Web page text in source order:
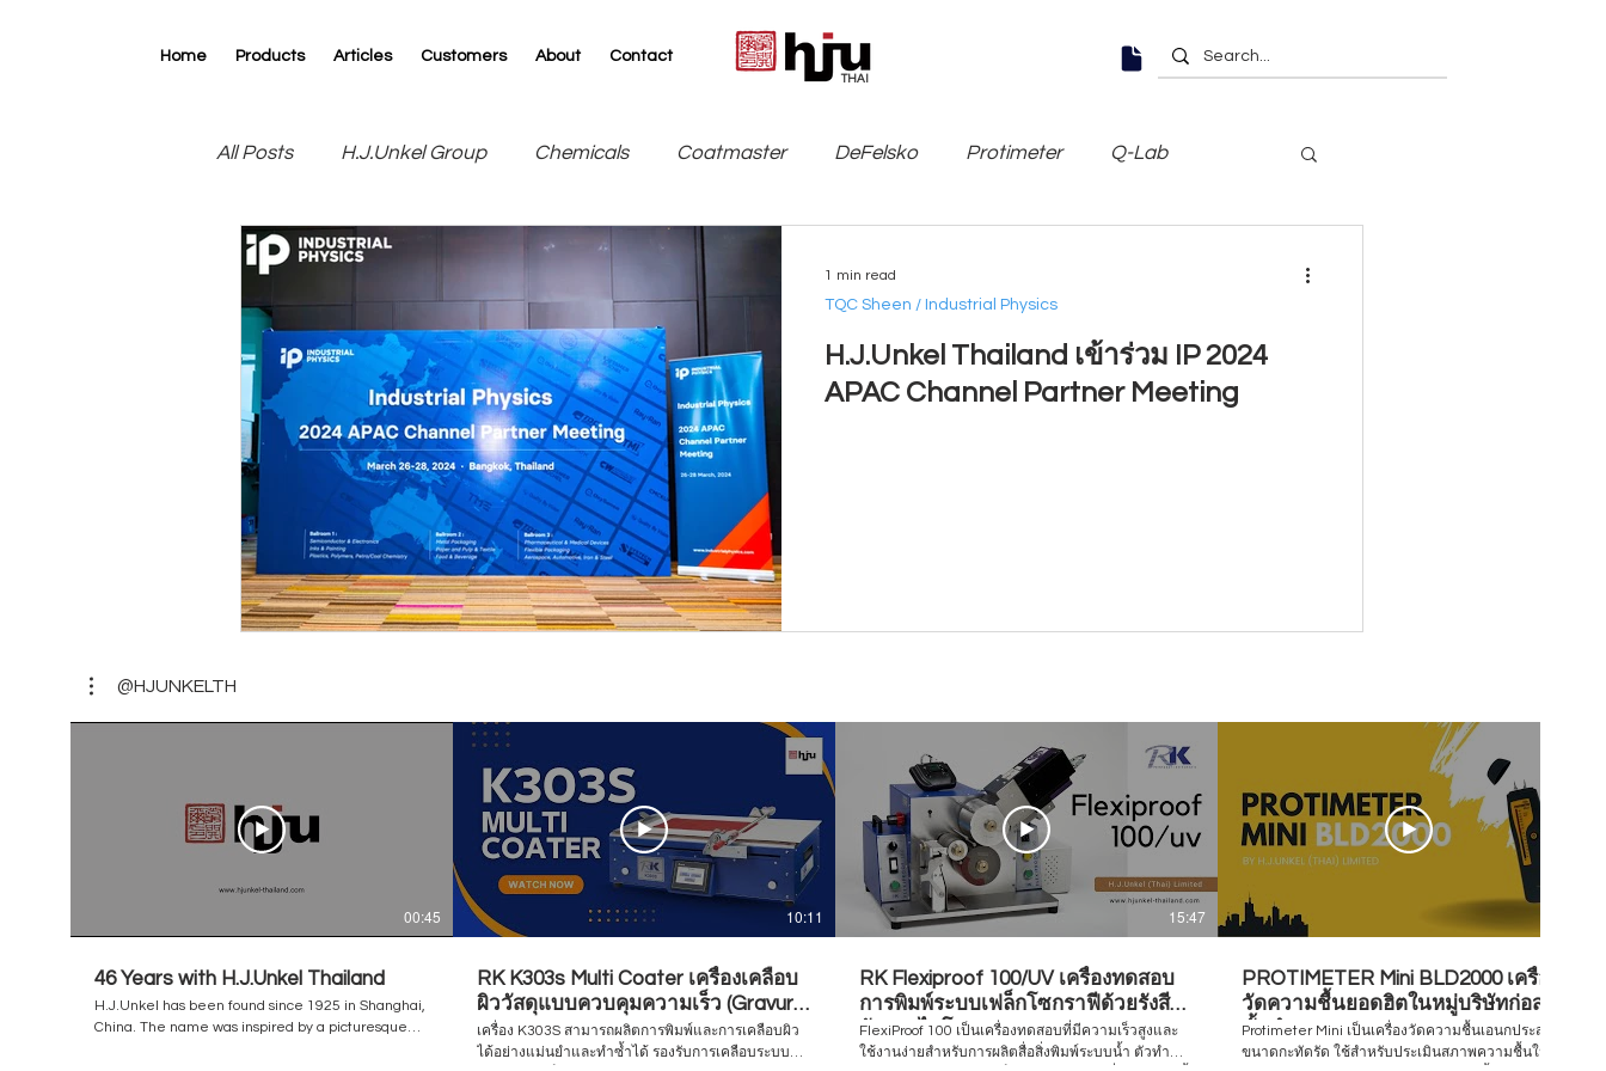
Home Products Articles Customers About Contact
THAI
All Posts H.J.Unkel Group Chemicals Coatmaster DeFelsko Protimeter Q-Lab
R.D.Specialties SITA TQC Sheen / Industrial Physics
H.J.Unkel Thailand เข้าร่วม IP 2024
APAC Channel Partner Meeting
TQC Sheen / Industrial Physics
1 min read
@HJUNKELTH
00:45
46 Years with H.J.Unkel Thailand
H.J.Unkel has been found since 1925 in Shanghai,
China. The name was inspired by a picturesque
10:11
RK K303s Multi Coater เครื่องเคลือบ
ผิววัสดุแบบควบคุมความเร็ว (Gravure
/ Flexo / Bar Coater)
เครื่อง K303S สามารถผลิตการพิมพ์และการเคลือบผิว
ได้อย่างแม่นยำและทำซ้ำได้ รองรับการเคลือบระบบ
15:47
RK Flexiproof 100/UV เครื่องทดสอบ
การพิมพ์ระบบเฟล็กโซกราฟีด้วยรังสี
อัลตราไวโอเลต
FlexiProof 100 เป็นเครื่องทดสอบที่มีความเร็วสูงและ
ใช้งานง่ายสำหรับการผลิตสื่อสิ่งพิมพ์ระบบน้ำ ตัวทำ
PROTIMETER Mini BLD2000 เครื่อง
วัดความชื้นยอดฮิตในหมู่บริษัทก่อสร้าง
ชั้นนำ
Protimeter Mini เป็นเครื่องวัดความชื้นเอนกประสงค์
ขนาดกะทัดรัด ใช้สำหรับประเมินสภาพความชื้นใน